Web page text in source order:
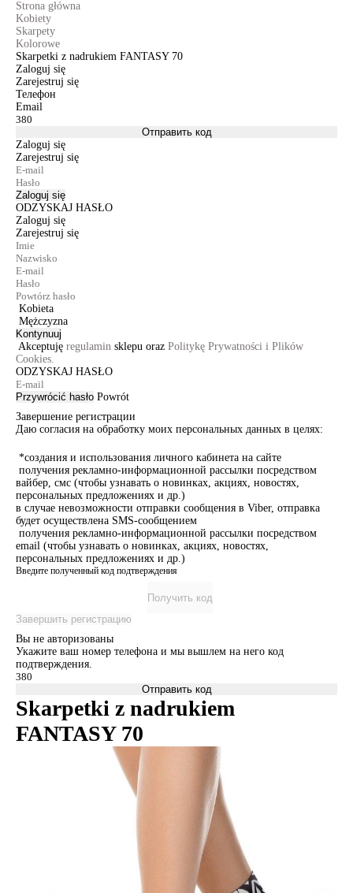
Strona główna
Kobiety
Skarpety
Kolorowe
Skarpetki z nadrukiem FANTASY 70
Zaloguj się
Zarejestruj się
Телефон
Email
Отправить код
Zaloguj się
Zarejestruj się
Zaloguj się
ODZYSKAJ HASŁO
Zaloguj się
Zarejestruj się
Kobieta
Mężczyzna
Kontynuuj
Akceptuję regulamin sklepu oraz Politykę Prywatności i Plików
Cookies.
ODZYSKAJ HASŁO
Przywrócić hasło Powrót
Завершение регистрации
Даю согласия на обработку моих персональных данных в целях:
*создания и использования личного кабинета на сайте
получения рекламно-информационной рассылки посредством
вайбер, смс (чтобы узнавать о новинках, акциях, новостях,
персональных предложениях и др.)
в случае невозможности отправки сообщения в Viber, отправка
будет осуществлена SMS-сообщением
получения рекламно-информационной рассылки посредством
email (чтобы узнавать о новинках, акциях, новостях,
персональных предложениях и др.)
Введите полученный код подтверждения
Получить код
Завершить регистрацию
Вы не авторизованы
Укажите ваш номер телефона и мы вышлем на него код
подтверждения.
Отправить код
Skarpetki z nadrukiem
FANTASY 70